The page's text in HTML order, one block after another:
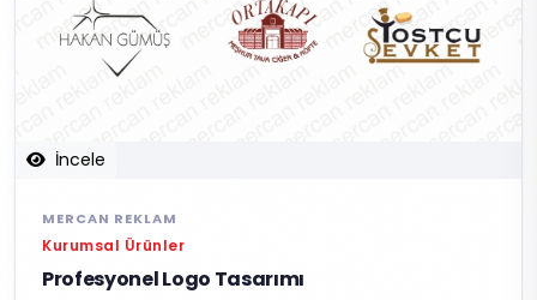
İncele
MERCAN REKLAM
Kurumsal Ürünler
Profesyonel Logo Tasarımı